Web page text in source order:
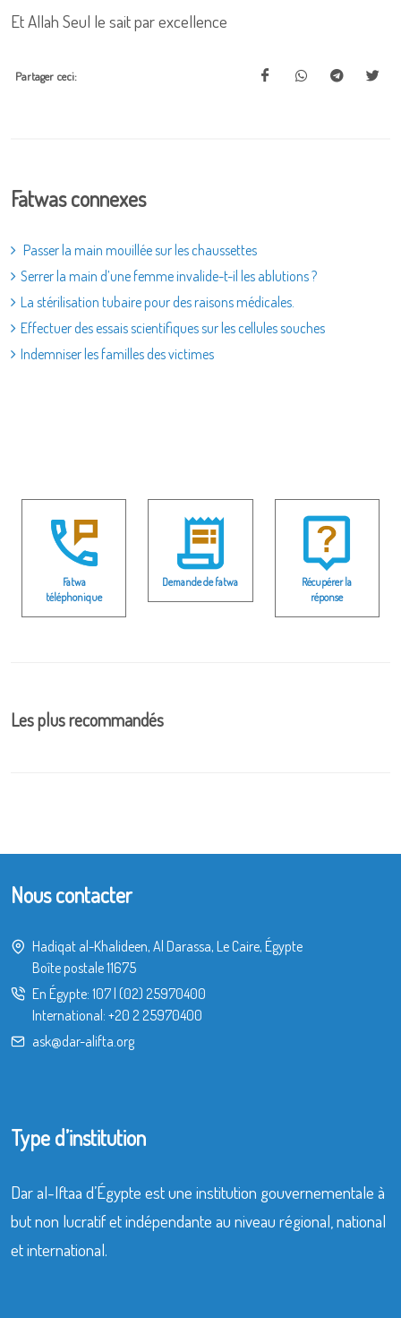
Et Allah Seul le sait par excellence
Partager ceci:
Fatwas connexes
Passer la main mouillée sur les chaussettes
Serrer la main d’une femme invalide-t-il les ablutions ?
La stérilisation tubaire pour des raisons médicales.
Effectuer des essais scientifiques sur les cellules souches
Indemniser les familles des victimes
Fatwa
téléphonique
Demande de fatwa
Récupérer la
réponse
Les plus recommandés
Nous contacter
Hadiqat al-Khalideen, Al Darassa, Le Caire, Égypte
Boîte postale 11675
En Égypte: 107| (02) 25970400
International: +20 2 25970400
ask@dar-alifta.org
Type d’institution
Dar al-Iftaa d’Égypte est une institution gouvernementale à
but non lucratif et indépendante au niveau régional, national
et international.